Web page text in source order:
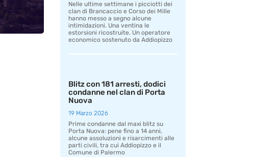
Nelle ultime settimane i picciotti dei
clan di Brancaccio e Corso dei Mille
hanno messo a segno alcune
intimidazioni. Una ventina le
estorsioni ricostruite. Un operatore
economico sostenuto da Addiopizzo
Blitz con 181 arresti, dodici
condanne nel clan di Porta
Nuova
19 Marzo 2026
Prime condanne dal maxi blitz su
Porta Nuova: pene fino a 14 anni,
alcune assoluzioni e risarcimenti alle
parti civili, tra cui Addiopizzo e il
Comune di Palermo